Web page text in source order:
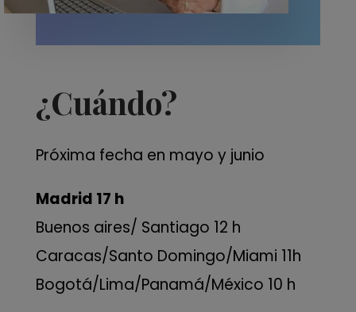
¿Cuándo?
Próxima fecha en mayo y junio
Madrid 17 h⁠
Buenos aires/ Santiago 12 h⁠
Caracas/Santo Domingo/Miami 11h⁠
Bogotá/Lima/Panamá/México 10 h⁠